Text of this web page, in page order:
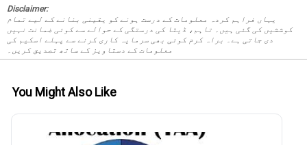
Disclaimer:
یہاں فراہم کردہ معلومات کے درست ہونے کو یقینی بنانے کے لیے تمام
کوششیں کی گئی ہیں۔ تاہم، ڈیٹا کی درستگی کے حوالے سے کوئی ضمانت نہیں
دی جاتی ہے۔ براہ کرم کوئی بھی سرمایہ کاری کرنے سے پہلے اسکیم کی
معلومات کے دستاویز کے ساتھ تصدیق کریں۔
You Might Also Like